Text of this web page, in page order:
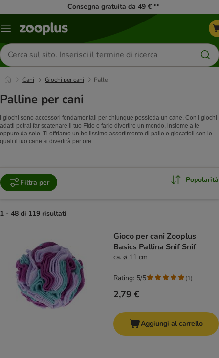
Consegna gratuita da 49 € **
Overview
Cerca
prodotti
Cani Giochi per cani Palle
Palline per cani
I giochi sono accessori fondamentali per chiunque possieda un cane. Con i giochi
adatti potrai far scatenare il tuo Fido e farlo divertire un mondo, insieme a te
oppure da solo. Ti offriamo un bellissimo assortimento di palle e giocattoli con le
quali il tuo cane si divertirà per ore.
Filtra per Popolarità
1 - 48 di 119 risultati
Gioco per cani Zooplus
Basics Pallina Snif Snif
ca. ø 11 cm
2,79 €
Rating: 5/5 (1)
Aggiungi al carrello